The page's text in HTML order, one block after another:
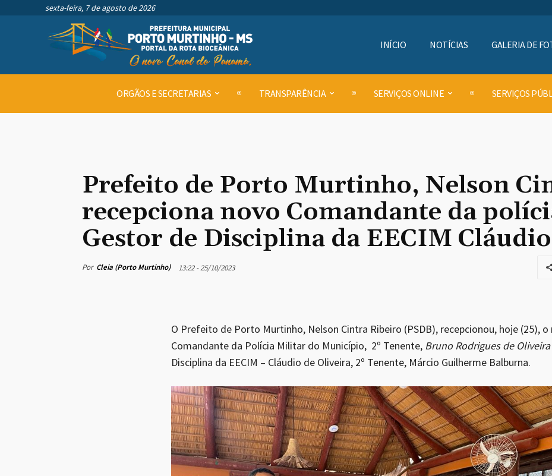
sexta-feira, 7 de agosto de 2026
INÍCIO NOTÍCIAS GALERIA DE
ORGÃOS E SECRETARIAS TRANSPARÊNCIA SERVIÇOS ONLINE SERVIÇOS
Prefeito de Porto Murtinho, Nelson
recepciona novo Comandante da
Gestor de Disciplina da EECIM
Por Cleia (Porto Murtinho) 13:22 - 25/10/2023
O Prefeito de Porto Murtinho, Nelson Cintra Ribeiro (PSDB), recepcionou, hoje (25), o
Comandante da Polícia Militar do Município, 2º Tenente, Bruno Rodrigues de
Disciplina da EECIM – Cláudio de Oliveira, 2º Tenente, Márcio Guilherme Balburna.